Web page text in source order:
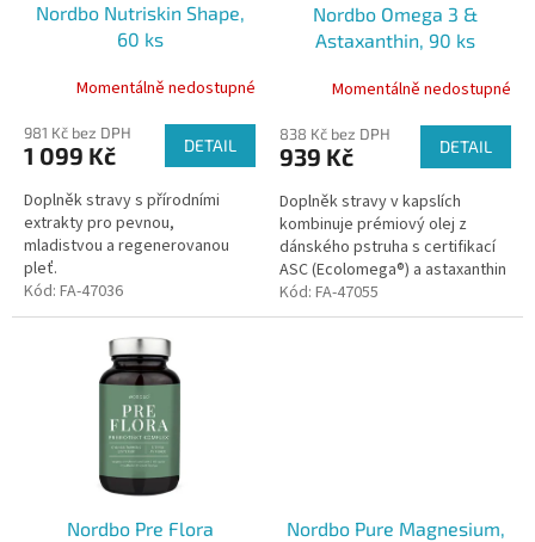
Nordbo Nutriskin Shape,
60 ks
Momentálně nedostupné
981 Kč bez DPH
1 099 Kč DETAIL
Doplněk stravy s přírodními
extrakty pro pevnou,
mladistvou a regenerovanou
pleť.
Kód: FA-47036
Nordbo Omega 3 &
Astaxanthin, 90 ks
Momentálně nedostupné
838 Kč bez DPH
939 Kč DETAIL
Doplněk stravy v kapslích
kombinuje prémiový olej z
dánského pstruha s certifikací
ASC (Ecolomega®) a astaxanthin
AstaPure® z červené řasy.
Kód: FA-47055
Nordbo Pre Flora
Nordbo Pure Magnesium,